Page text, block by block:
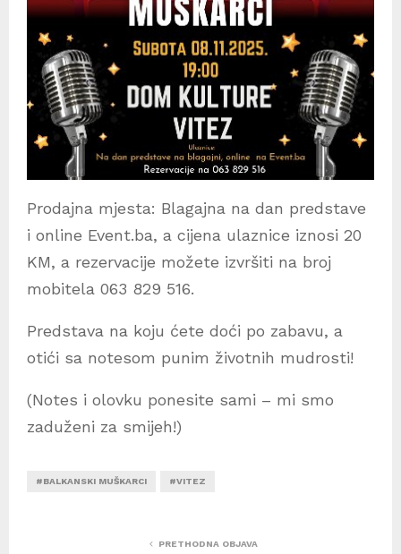
Prodajna mjesta: Blagajna na dan predstave
i online Event.ba, a cijena ulaznice iznosi 20
KM, a rezervacije možete izvršiti na broj
mobitela 063 829 516.
Predstava na koju ćete doći po zabavu, a
otići sa notesom punim životnih mudrosti!
(Notes i olovku ponesite sami – mi smo
zaduženi za smijeh!)
#BALKANSKI MUŠKARCI #VITEZ
PRETHODNA OBJAVA